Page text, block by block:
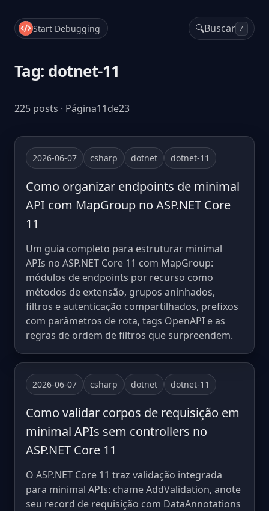
Start Debugging 🔍Buscar /
Tag: dotnet-11
225 posts · Página11de23
2026-06-07 csharp dotnet dotnet-11
Como organizar endpoints de minimal
API com MapGroup no ASP.NET Core
11
Um guia completo para estruturar minimal
APIs no ASP.NET Core 11 com MapGroup:
módulos de endpoints por recurso como
métodos de extensão, grupos aninhados,
filtros e autenticação compartilhados, prefixos
com parâmetros de rota, tags OpenAPI e as
regras de ordem de filtros que surpreendem.
2026-06-07 csharp dotnet dotnet-11
Como validar corpos de requisição em
minimal APIs sem controllers no
ASP.NET Core 11
O ASP.NET Core 11 traz validação integrada
para minimal APIs: chame AddValidation, anote
seu record de requisição com DataAnnotations